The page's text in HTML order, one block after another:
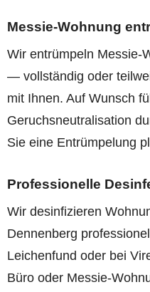
Messie-Wohnung
Wir entrümpeln Messie-
— vollständig oder
mit Ihnen. Auf Wunsch
Geruchsneutralisation
Sie eine Entrümpelung
Professionelle
Wir desinfizieren
Dennenberg
Leichenfund oder bei
Büro oder Messie-